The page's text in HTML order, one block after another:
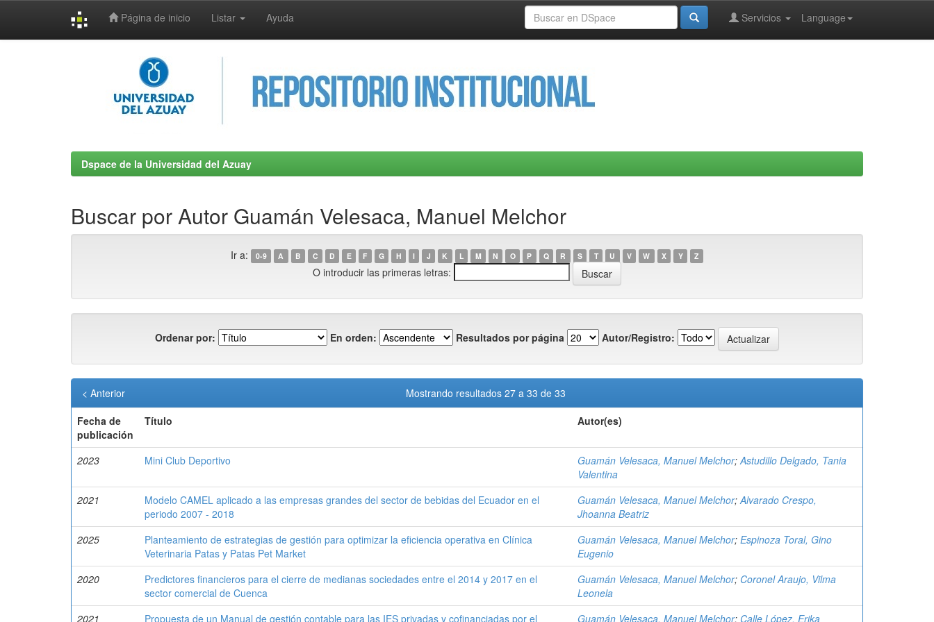
Página de inicio Listar Ayuda Language
Servicios
Dspace de la Universidad del Azuay
Buscar por Autor Guamán Velesaca, Manuel Melchor
Ir a: 0-9 A B C D E F G H I J K L M N O P Q R S T U V W X Y Z
O introducir las primeras letras:
Ordenar por: En orden: Resultados por página Autor/Registro:
Mostrando resultados 27 a 33 de 33
< Anterior
Fecha de
publicación
Título Autor(es)
2023 Mini Club Deportivo Guamán Velesaca, Manuel Melchor;Astudillo Delgado, Tania
Valentina
2021
Modelo CAMEL aplicado a las empresas grandes del sector de bebidas del Ecuador en el
periodo 2007 - 2018
Guamán Velesaca, Manuel Melchor;Alvarado Crespo,
Jhoanna Beatriz
2025
Planteamiento de estrategias de gestión para optimizar la eficiencia operativa en Clínica
Veterinaria Patas y Patas Pet Market
Guamán Velesaca, Manuel Melchor; Espinoza Toral, Gino
Eugenio
2020
Predictores financieros para el cierre de medianas sociedades entre el 2014 y 2017 en el
sector comercial de Cuenca
Guamán Velesaca, Manuel Melchor; Coronel Araujo, Vilma
Leonela
2021
Propuesta de un Manual de gestión contable para las IES privadas y cofinanciadas por el Guamán Velesaca, Manuel Melchor; Calle López, Erika